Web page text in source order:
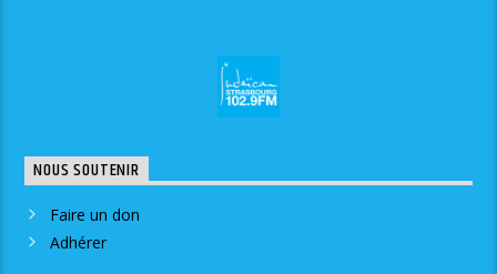
NOUS SOUTENIR
Faire un don
Adhérer